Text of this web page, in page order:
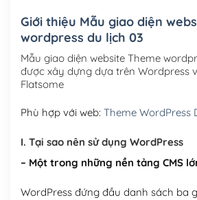
Tên miền quốc tế .com .net .org
Tên miền Việt Nam .vn (1 năm)
Hosting 2GB SSD (1 năm)
Hosting 8GB SSD (1 năm)
Giới thiệu Mẫu giao diện
wordpress du lịch 03
Mẫu giao diện website Theme
được xây dựng dựa trên Wordpress
Flatsome
Phù hợp với web: Theme WordPress
I. Tại sao nên sử dụng WordPress
– Một trong những nền tảng CMS
WordPress đứng đầu danh sách ba